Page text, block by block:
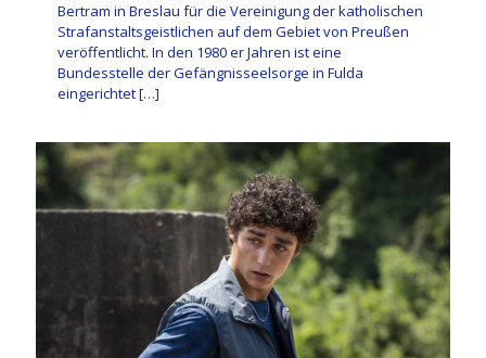
Bertram in Breslau für die Vereinigung der katholischen
Strafanstaltsgeistlichen auf dem Gebiet von Preußen
veröffentlicht. In den 1980 er Jahren ist eine
Bundesstelle der Gefängnisseelsorge in Fulda
eingerichtet[…]